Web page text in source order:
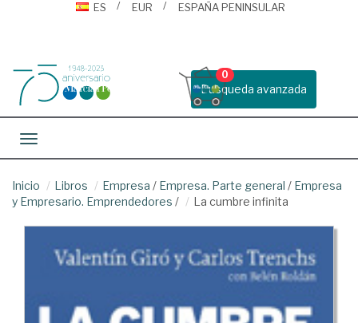
ES
EUR ESPAÑA PENINSULAR
Busqueda avanzada
0
Toggle navigation
Inicio Libros Empresa / Empresa. Parte general / Empresa
y Empresario. Emprendedores / La cumbre infinita